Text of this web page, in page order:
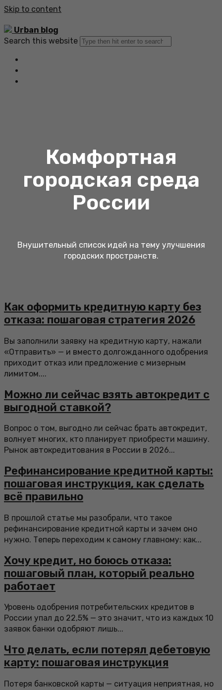
Skip to content
Urban blog
Search this website
Комфортная
городская среда
России
Внушительный список идей на тему улучшения
городских пространств.
Как оформить кредитную карту без
отказа: пошаговая стратегия 2026
Вы заполнили заявку на кредитную карту, нажали
«Отправить» — и вместо долгожданного одобрения
приходит отказ или предложение с мизерным
лимитом....
Можно ли сейчас взять автокредит с
выгодной ставкой?
Вопрос о том, выгодно ли сейчас брать автокредит,
волнует многих, кто планирует приобрести машину.
Рынок автокредитования в России в 2026...
Рефинансирование кредитной карты:
пошаговая инструкция, как сделать
всё правильно
В прошлой статье мы разобрали, что такое
рефинансирование кредитной карты и зачем оно
нужно. Теперь переходим к самому главному: как...
Хочу кредит, но боюсь отказа:
пошаговый план, который реально
работает
Уровень одобрения потребительских кредитов в
России упал до 22,5% — это значит, что из каждых 10
заявок банки одобряют лишь...
Что делать, если потерял дебетовую
карту: пошаговая инструкция
Потеря банковской карты — ситуация неприятная, но